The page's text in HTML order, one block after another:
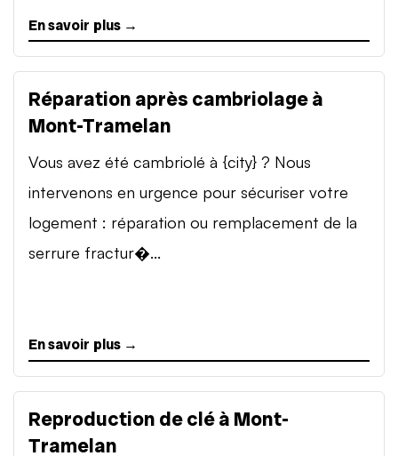
En savoir plus →
Réparation après cambriolage à
Mont-Tramelan
Vous avez été cambriolé à {city} ? Nous
intervenons en urgence pour sécuriser votre
logement : réparation ou remplacement de la
serrure fractur�...
En savoir plus →
Reproduction de clé à Mont-
Tramelan